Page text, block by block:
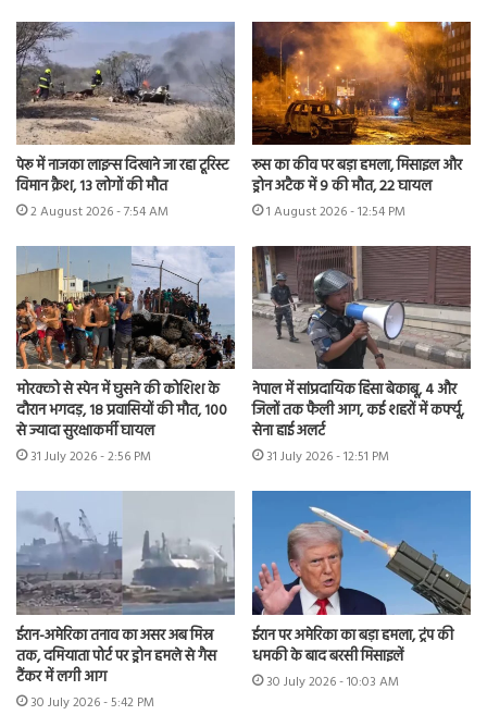
पेरू में नाजका लाइन्स दिखाने जा रहा टूरिस्ट
विमान क्रैश, 13 लोगों की मौत
2 August 2026 - 7:54 AM
रूस का कीव पर बड़ा हमला, मिसाइल और
ड्रोन अटैक में 9 की मौत, 22 घायल
1 August 2026 - 12:54 PM
मोरक्को से स्पेन में घुसने की कोशिश के
दौरान भगदड़, 18 प्रवासियों की मौत, 100
से ज्यादा सुरक्षाकर्मी घायल
31 July 2026 - 2:56 PM
नेपाल में सांप्रदायिक हिंसा बेकाबू, 4 और
जिलों तक फैली आग, कई शहरों में कर्फ्यू,
सेना हाई अलर्ट
31 July 2026 - 12:51 PM
ईरान-अमेरिका तनाव का असर अब मिस्र
तक, दमियाता पोर्ट पर ड्रोन हमले से गैस
टैंकर में लगी आग
30 July 2026 - 5:42 PM
ईरान पर अमेरिका का बड़ा हमला, ट्रंप की
धमकी के बाद बरसी मिसाइलें
30 July 2026 - 10:03 AM